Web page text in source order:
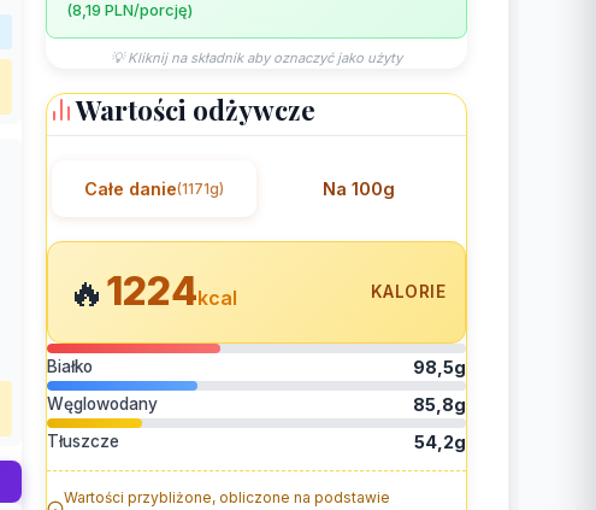
(8,19 PLN/porcję)
💡 Kliknij na składnik aby oznaczyć jako użyty
Wartości odżywcze
Całe danie(1171g) Na 100g
🔥1224kcal KALORIE
Białko 98,5g
Węglowodany 85,8g
Tłuszcze 54,2g
Wartości przybliżone, obliczone na podstawie